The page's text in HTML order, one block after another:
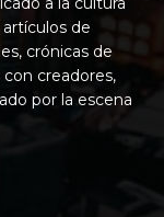
de
crónicas de
creadores,
por la escena